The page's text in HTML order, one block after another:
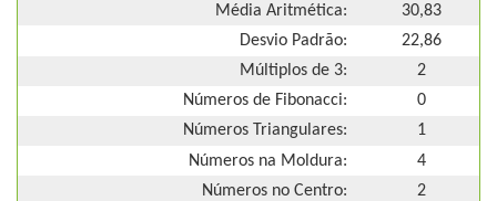
Média Aritmética:
30,83
Desvio Padrão:
22,86
Múltiplos de 3:
2
Números de Fibonacci:
0
Números Triangulares:
1
Números na Moldura:
4
Números no Centro:
2